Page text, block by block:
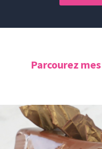
Parcourez